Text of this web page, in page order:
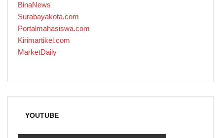
BinaNews
Surabayakota.com
Portalmahasiswa.com
Kirimartikel.com
MarketDaily
YOUTUBE